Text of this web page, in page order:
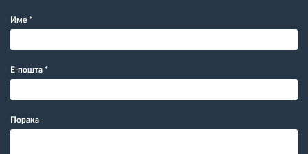
Име *
Е-пошта *
Порака